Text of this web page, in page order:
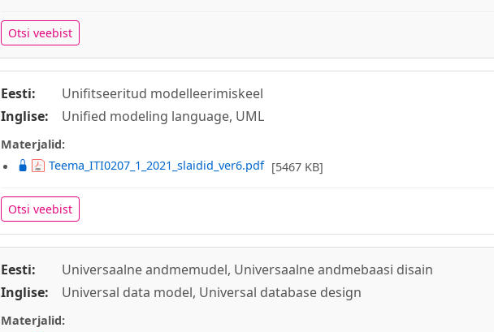
Otsi veebist
Eesti:
Unifitseeritud modelleerimiskeel
Inglise:
Unified modeling language, UML
Materjalid:
Teema_ITI0207_1_2021_slaidid_ver6.pdf [5467 KB]
Otsi veebist
Eesti:
Universaalne andmemudel, Universaalne andmebaasi disain
Inglise:
Universal data model, Universal database design
Materjalid: